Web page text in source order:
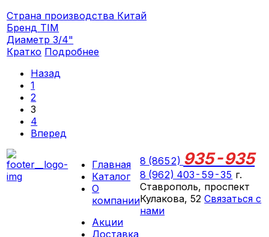
Страна производства Китай
Бренд TIM
Диаметр3/4"
Кратко Подробнее
Назад
1
2
3
4
Вперед
Главная
Каталог
О
компании
Акции
Доставка
8 (8652) 935-935
8 (962) 403-59-35 г.
Ставрополь, проспект
Кулакова, 52Связаться с
нами